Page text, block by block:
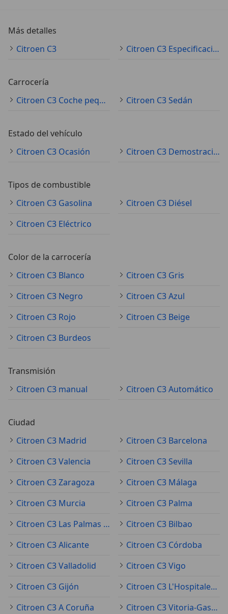
Más detalles
Citroen C3
Citroen C3 Especificaciones técnicas
Carrocería
Citroen C3 Coche pequeño
Citroen C3 Sedán
Estado del vehículo
Citroen C3 Ocasión
Citroen C3 Demostración
Tipos de combustible
Citroen C3 Gasolina
Citroen C3 Diésel
Citroen C3 Eléctrico
Color de la carrocería
Citroen C3 Blanco
Citroen C3 Gris
Citroen C3 Negro
Citroen C3 Azul
Citroen C3 Rojo
Citroen C3 Beige
Citroen C3 Burdeos
Transmisión
Citroen C3 manual
Citroen C3 Automático
Ciudad
Citroen C3 Madrid
Citroen C3 Barcelona
Citroen C3 Valencia
Citroen C3 Sevilla
Citroen C3 Zaragoza
Citroen C3 Málaga
Citroen C3 Murcia
Citroen C3 Palma
Citroen C3 Las Palmas de Gran Canaria
Citroen C3 Bilbao
Citroen C3 Alicante
Citroen C3 Córdoba
Citroen C3 Valladolid
Citroen C3 Vigo
Citroen C3 Gijón
Citroen C3 L'Hospitalet de Llobregat
Citroen C3 A Coruña
Citroen C3 Vitoria-Gasteiz